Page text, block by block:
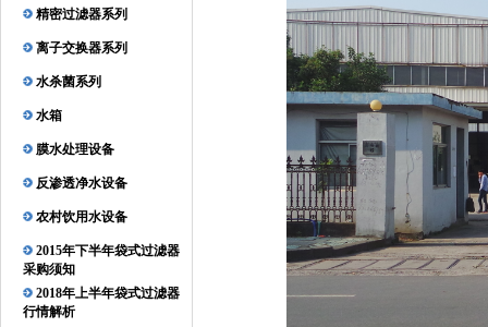
精密过滤器系列
离子交换器系列
水杀菌系列
水箱
膜水处理设备
反渗透净水设备
农村饮用水设备
2015年下半年袋式过滤器
采购须知
2018年上半年袋式过滤器
行情解析